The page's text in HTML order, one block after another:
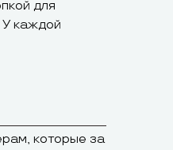
для
У каждой
которые за